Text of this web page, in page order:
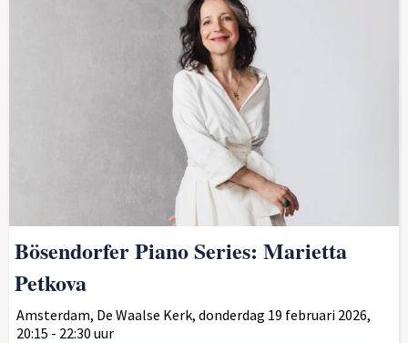
Bösendorfer Piano Series: Marietta
Petkova
Amsterdam, De Waalse Kerk, donderdag 19 februari 2026,
20:15 - 22:30 uur